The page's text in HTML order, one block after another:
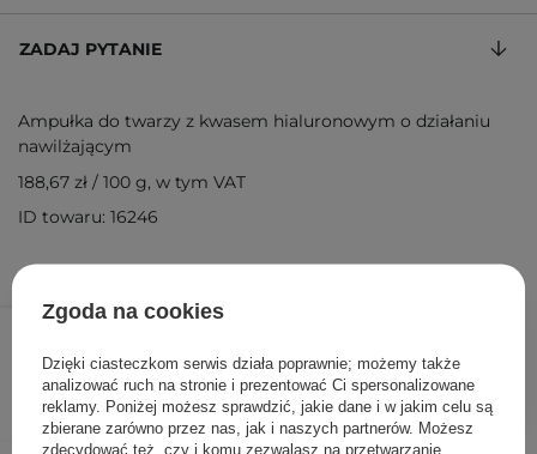
84,90 zł /szt.
DODAJ DO KOSZYKA
ZADAJ PYTANIE
Ampułka do twarzy z kwasem hialuronowym o działaniu
nawilżającym
188,67 zł / 100 g, w tym VAT
ID towaru: 16246
Zgoda na cookies
Dzięki ciasteczkom serwis działa poprawnie; możemy także
analizować ruch na stronie i prezentować Ci spersonalizowane
reklamy. Poniżej możesz sprawdzić, jakie dane i w jakim celu są
zbierane zarówno przez nas, jak i naszych partnerów. Możesz
zdecydować też, czy i komu zezwalasz na przetwarzanie